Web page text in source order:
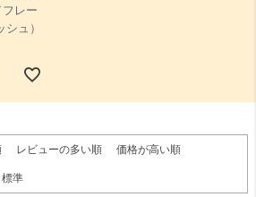
レー
ュ）
レビューの多い順 価格が高い順
標準